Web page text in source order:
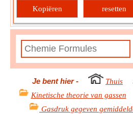
Kopiëren resetten
Je bent hier- Thuis
Kinetische theorie van gassen
Gasdruk gegeven